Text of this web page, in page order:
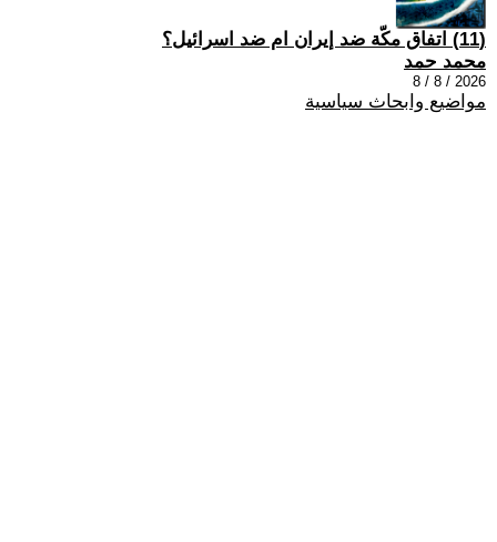
(11) اتفاق مكّة ضد إيران ام ضد اسرائيل؟
محمد حمد
2026 / 8 / 8
مواضيع وابحاث سياسية